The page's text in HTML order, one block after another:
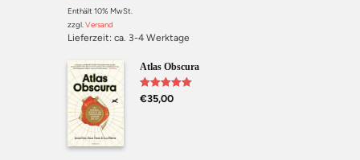
Enthält 10% MwSt.
zzgl. Versand
Lieferzeit: ca. 3-4 Werktage
Atlas Obscura
Bewertet mit
5.00 von 5
€35,00